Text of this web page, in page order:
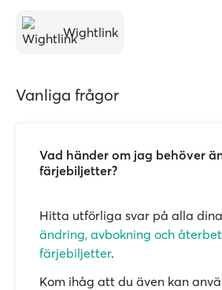
Wightlink
Vanliga frågor
Vad händer om jag behöver
färjebiljetter?
Hitta utförliga svar på alla
ändring, avbokning och
färjebiljetter.
Kom ihåg att du även kan